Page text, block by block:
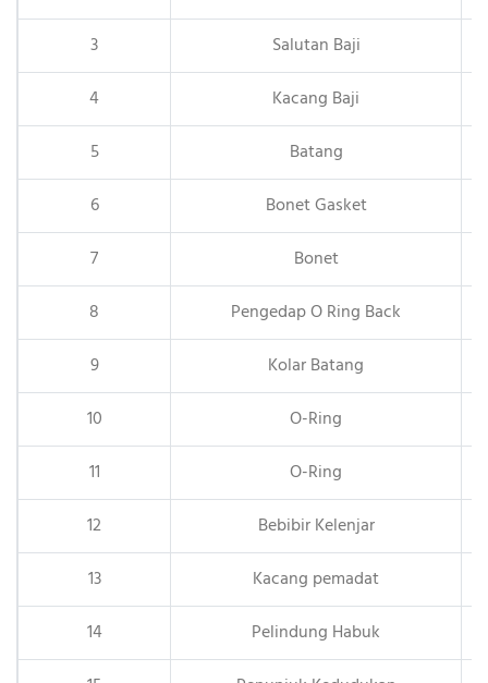
3
Salutan Baji
4
Kacang Baji
5
Batang
6
Bonet Gasket
7
Bonet
8
Pengedap O Ring Back
9
Kolar Batang
10
O-Ring
11
O-Ring
12
Bebibir Kelenjar
13
Kacang pemadat
14
Pelindung Habuk